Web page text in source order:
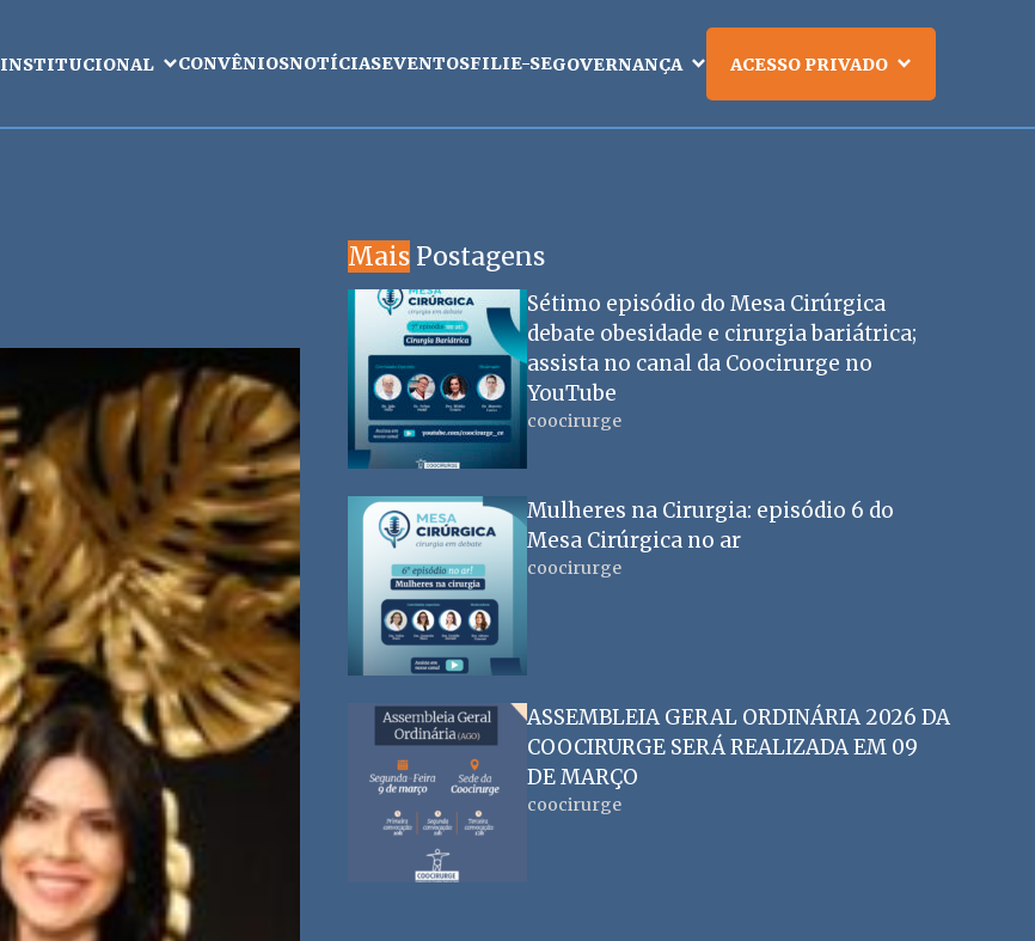
INSTITUCIONAL CONVÊNIOSNOTÍCIASEVENTOSFILIE-SEGOVERNANÇA ACESSO PRIVADO
Mais Postagens
Sétimo episódio do Mesa Cirúrgica
debate obesidade e cirurgia bariátrica;
assista no canal da Coocirurge no
YouTube
coocirurge
Mulheres na Cirurgia: episódio 6 do
Mesa Cirúrgica no ar
coocirurge
ASSEMBLEIA GERAL ORDINÁRIA 2026 DA
COOCIRURGE SERÁ REALIZADA EM 09
DE MARÇO
coocirurge